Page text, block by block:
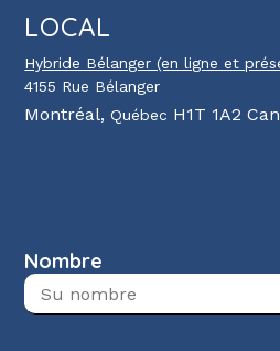
LOCAL
Hybride Bélanger (en ligne et
4155 Rue Bélanger
Montréal, Québec H1T 1A2
Nombre